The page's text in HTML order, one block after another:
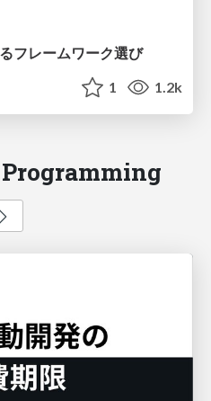
フレームワーク選び
1 1.2k